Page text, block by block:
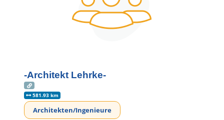
-Architekt Lehrke-
581.93 km
Architekten/Ingenieure